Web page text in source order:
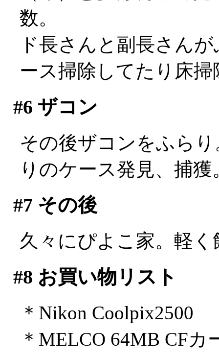
数。
ド長さんと副長さん
ース掃除してたり床
#6 ザコン
その後ザコンをふら
りのケース発見、捕獲
#7 その後
久々にぴよこ家。軽
#8 お買い物リスト
＊Nikon Coolpix2500
＊MELCO 64MB CFカ